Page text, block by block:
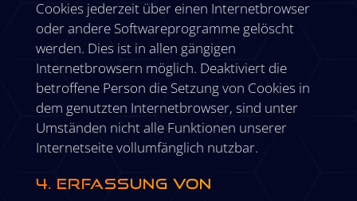
Cookies jederzeit über einen Internetbrowser
oder andere Softwareprogramme gelöscht
werden. Dies ist in allen gängigen
Internetbrowsern möglich. Deaktiviert die
betroffene Person die Setzung von Cookies in
dem genutzten Internetbrowser, sind unter
Umständen nicht alle Funktionen unserer
Internetseite vollumfänglich nutzbar.
4. Erfassung von